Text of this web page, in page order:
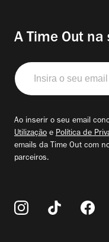
A Time Out
Insira
o
seu
Ao inserir o seu email
Utilização e Política de
emails da Time Out com
parceiros.